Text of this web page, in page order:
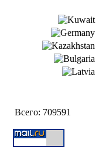
Всего: 709591